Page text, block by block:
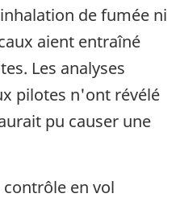
de fumée ni
aient entraîné
Les analyses
pilotes n'ont révélé
pu causer une
en vol